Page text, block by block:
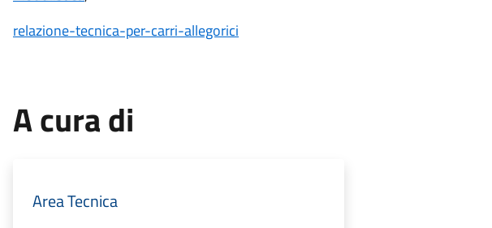
relazione-tecnica-per-carri-allegorici
A cura di
Area Tecnica